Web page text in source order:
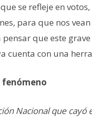
se refleje en
para que nos
que este
cuenta con una
fenómeno
Nacional que